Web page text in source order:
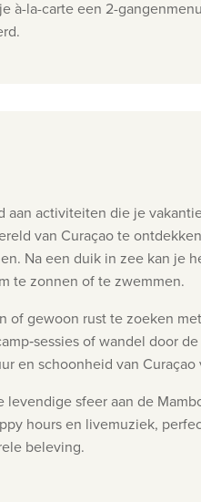
à-la-carte een 2-
aan activiteiten die je
van Curaçao te
Na een duik in zee kan je
te zonnen of te zwemmen.
of gewoon rust te zoeken
of wandel door
en schoonheid van Curaçao
sfeer aan de
hours en livemuziek,
beleving.